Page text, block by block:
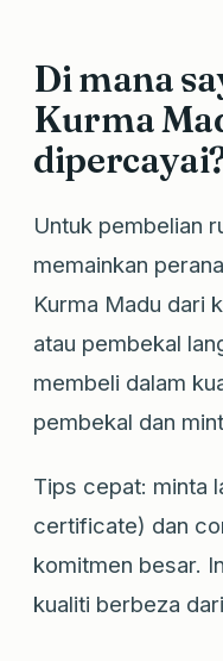
Di mana
Kurma
Untuk pembelian
memainkan
Kurma Madu dari
atau pembekal
membeli dalam
pembekal dan
Tips cepat: minta
certificate) dan
komitmen besar.
kualiti berbeza